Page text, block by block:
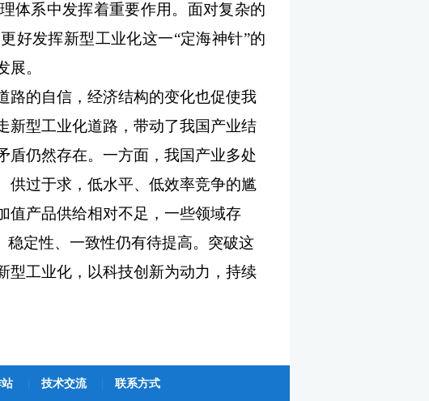
体系中发挥着重要作用。面对复杂的
好发挥新型工业化这一“定海神针”的
。
路的自信，经济结构的变化也促使我
新型工业化道路，带动了我国产业结
盾仍然存在。一方面，我国产业多处
供过于求，低水平、低效率竞争的尴
值产品供给相对不足，一些领域存
稳定性、一致性仍有待提高。突破这
型工业化，以科技创新为动力，持续
| 技术交流| 联系方式